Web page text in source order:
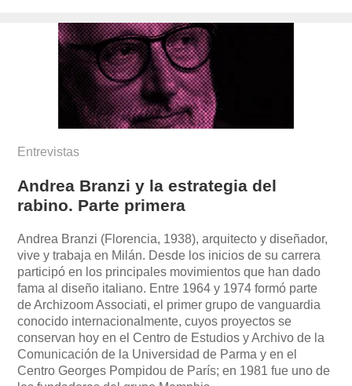
Entrevistas
Andrea Branzi y la estrategia del
rabino. Parte primera
Andrea Branzi (Florencia, 1938), arquitecto y diseñador,
vive y trabaja en Milán. Desde los inicios de su carrera
participó en los principales movimientos que han dado
fama al diseño italiano. Entre 1964 y 1974 formó parte
de Archizoom Associati, el primer grupo de vanguardia
conocido internacionalmente, cuyos proyectos se
conservan hoy en el Centro de Estudios y Archivo de la
Comunicación de la Universidad de Parma y en el
Centro Georges Pompidou de París; en 1981 fue uno de